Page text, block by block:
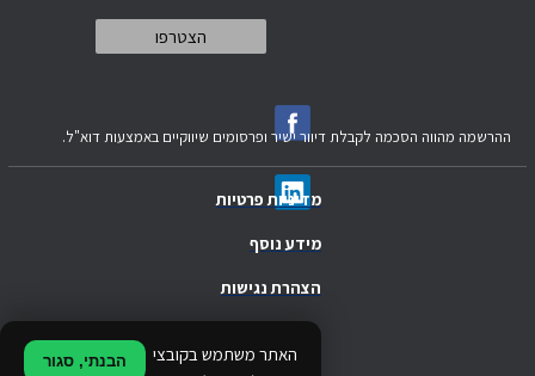
מדיניות פרטיות
האתר משתמש בקובצי
הבנתי, סגור
מידע נוסף
הצהרת נגישות
ההרשמה מהווה הסכמה לקבלת דיוור ישיר ופרסומים שיווקיים באמצעות דוא"ל.